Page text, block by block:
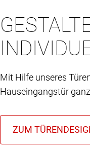
Mit Hilfe unseres
Hauseingangstür